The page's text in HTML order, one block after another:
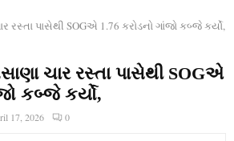
રસ્તા પાસેથી SOGએ 1.76 કરોડનો ગાંજો કબ્જે કર્યો,
ચાર રસ્તા પાસેથી SOGએ
કબ્જે કર્યો,
17, 2026 0